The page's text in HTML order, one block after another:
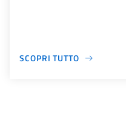
SCOPRI TUTTO